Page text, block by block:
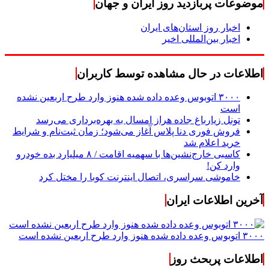
موضوعات پربازدید روز ایران و جهان
اخبار روز استان‌های ایران
اخبار بین‌المللی اخیر
اطلاعات در حال مشاهده توسط کاربران
۳۰۰۰ اتوبوس وعده داده شده هنوز وارد طرح اربعین نشده
است
تونل زیارباغ جاده هراز امسال به بهره‌برداری می‌رسد
فروش فوری دنا پلاس آغاز می‌شود؛ زمان ثبت‌نام و شرایط
خرید اعلام شد
کاسبی خارج‌نشین‌ها با سهمیه اقامت / ۸ میلیارد بده خودرو
وارد کن!
خاموشی سراسری، اتصال اینترنت کوبا را مختل کرد
آخرین اطلاعات ایران
۳۰۰۰ اتوبوس وعده داده شده هنوز وارد طرح اربعین نشده است
اطلاعات پربحث روز